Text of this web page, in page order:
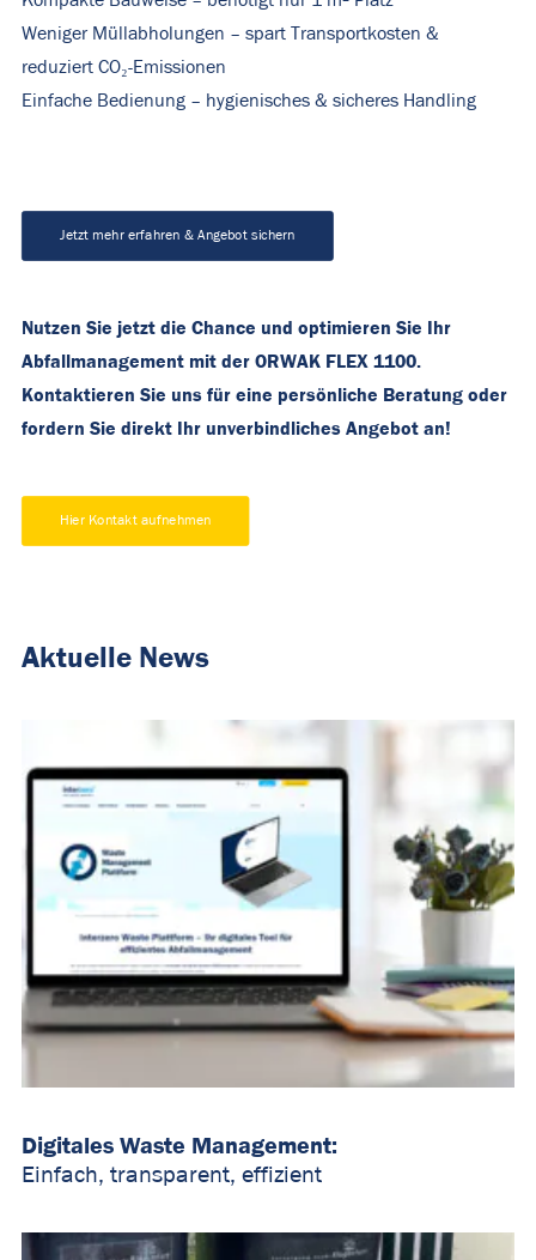
Weniger Müllabholungen – spart Transportkosten &
reduziert CO₂-Emissionen
Einfache Bedienung – hygienisches & sicheres Handling
Jetzt mehr erfahren & Angebot sichern
Nutzen Sie jetzt die Chance und optimieren Sie Ihr
Abfallmanagement mit der ORWAK FLEX 1100.
Kontaktieren Sie uns für eine persönliche Beratung oder
fordern Sie direkt Ihr unverbindliches Angebot an!
Hier Kontakt aufnehmen
Aktuelle News
Digitales Waste Management:
Einfach, transparent, effizient